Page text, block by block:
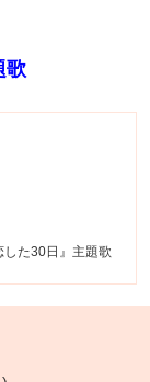
歌
た30日』主題歌